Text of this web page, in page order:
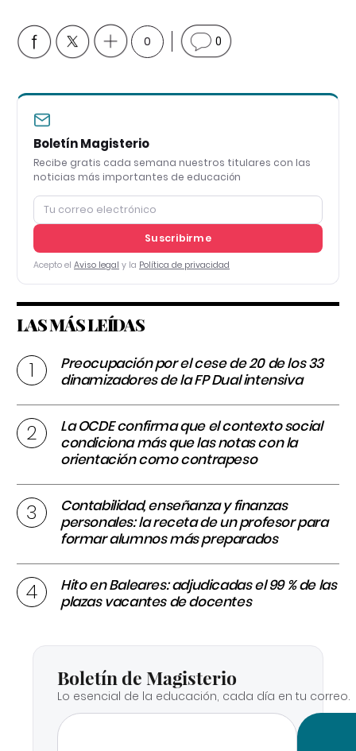
0 0
Boletín Magisterio
Recibe gratis cada semana nuestros titulares con las
noticias más importantes de educación
Suscribirme
Acepto el Aviso legal y la Política de privacidad
LAS MÁS LEÍDAS
Preocupación por el cese de 20 de los 33
dinamizadores de la FP Dual intensiva
La OCDE confirma que el contexto social
condiciona más que las notas con la
orientación como contrapeso
Contabilidad, enseñanza y finanzas
personales: la receta de un profesor para
formar alumnos más preparados
Hito en Baleares: adjudicadas el 99 % de las
plazas vacantes de docentes
Boletín de Magisterio
Lo esencial de la educación, cada día en tu correo.